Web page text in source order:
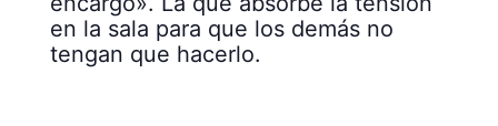
en la sala para que los demás no
tengan que hacerlo.